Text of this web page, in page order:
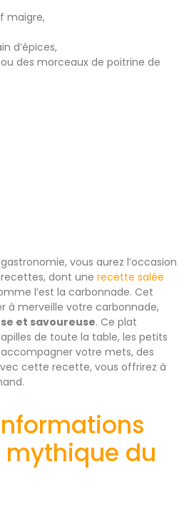
maigre,
d’épices,
des morceaux de poitrine de
vous aurez l’occasion
dont une recette salée
l’est la carbonnade. Cet
à merveille votre carbonnade,
et savoureuse. Ce plat
de toute la table, les petits
votre mets, des
cette recette, vous offrirez à
du